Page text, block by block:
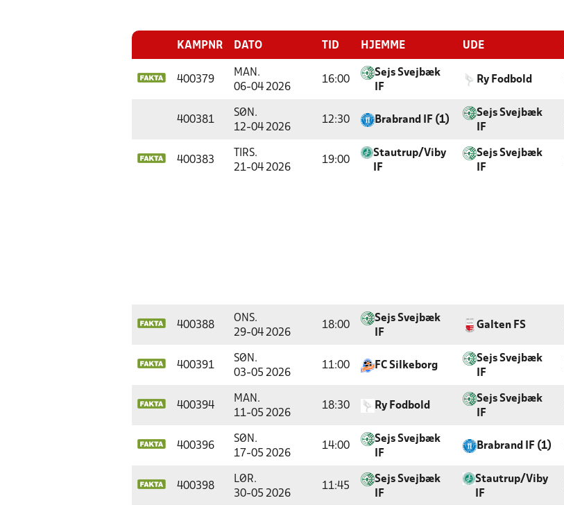
KAMPNR DATO TID HJEMME UDE
400379
MAN.
06-04 2026
16:00
Sejs Svejbæk
IF
Ry Fodbold
400381
SØN.
12-04 2026
12:30 Brabrand IF (1)
Sejs Svejbæk
IF
400383
TIRS.
21-04 2026
19:00
Stautrup/Viby
IF
Sejs Svejbæk
IF
400388
ONS.
29-04 2026
18:00
Sejs Svejbæk
IF
Galten FS
400391
SØN.
03-05 2026
11:00 FC Silkeborg
Sejs Svejbæk
IF
400394
MAN.
11-05 2026
18:30 Ry Fodbold
Sejs Svejbæk
IF
400396
SØN.
17-05 2026
14:00
Sejs Svejbæk
IF
Brabrand IF (1)
400398
LØR.
30-05 2026
11:45
Sejs Svejbæk
IF
Stautrup/Viby
IF